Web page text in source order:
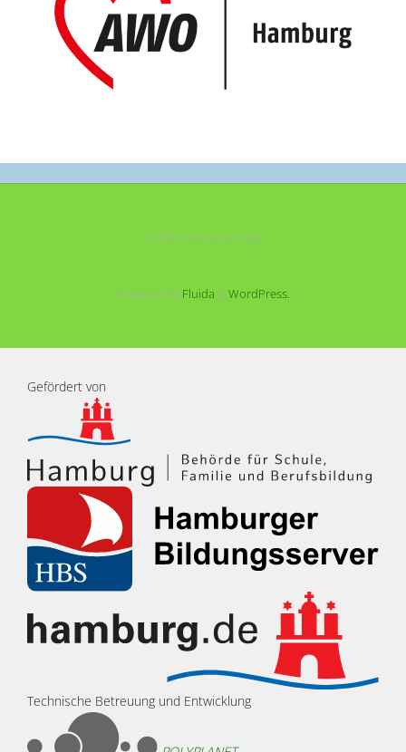
©2021 Schule am See
Powered byFluida &WordPress.
Gefördert von
Technische Betreuung und Entwicklung